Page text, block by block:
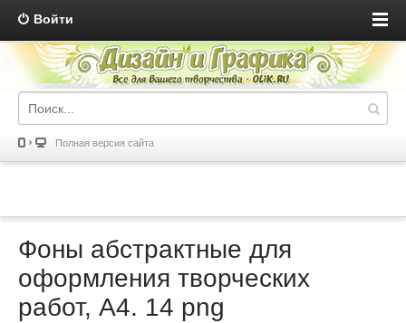
Войти
Полная версия сайта
Фоны абстрактные для
оформления творческих
работ, А4. 14 png